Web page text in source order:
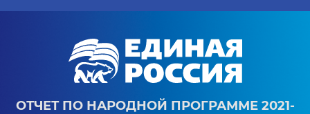
ОТЧЕТ ПО НАРОДНОЙ ПРОГРАММЕ 2021-